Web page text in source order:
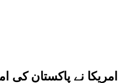
امریکا نے پاکستان کی